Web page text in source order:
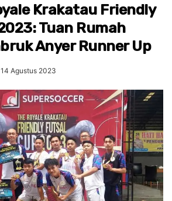
Krakatau Friendly
Tuan Rumah
Anyer Runner Up
14 Agustus 2023